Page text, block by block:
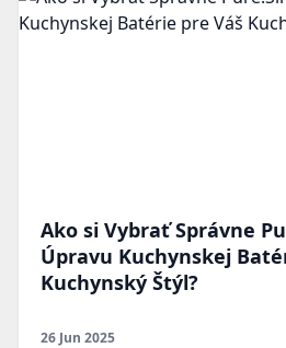
Ako si Vybrať Správne
Úpravu Kuchynskej
Kuchynský Štýl?
26 Jun 2025